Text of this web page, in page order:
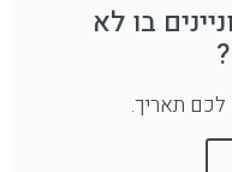
בו לא
לכם תאריך.